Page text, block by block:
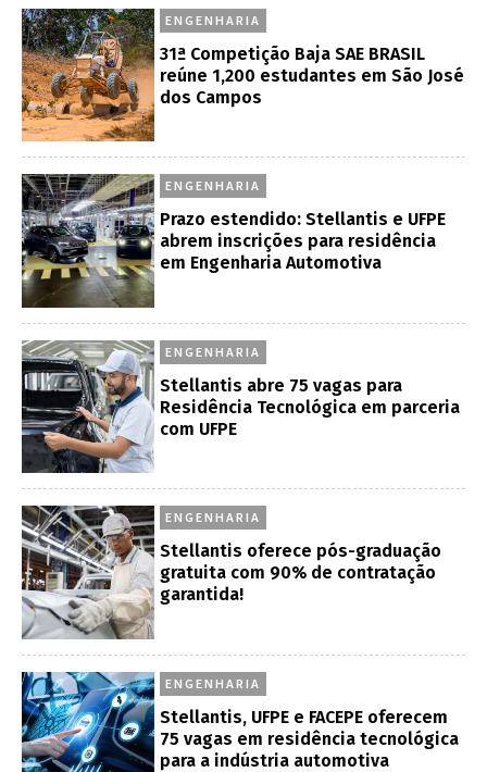
ENGENHARIA
31ª Competição Baja SAE BRASIL
reúne 1,200 estudantes em São José
dos Campos
ENGENHARIA
Prazo estendido: Stellantis e UFPE
abrem inscrições para residência
em Engenharia Automotiva
ENGENHARIA
Stellantis abre 75 vagas para
Residência Tecnológica em parceria
com UFPE
ENGENHARIA
Stellantis oferece pós-graduação
gratuita com 90% de contratação
garantida!
ENGENHARIA
Stellantis, UFPE e FACEPE oferecem
75 vagas em residência tecnológica
para a indústria automotiva